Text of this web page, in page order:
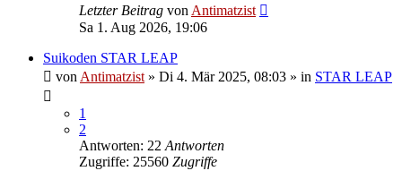
Letzter Beitrag von Antimatzist
Sa 1. Aug 2026, 19:06
Suikoden STAR LEAP
von Antimatzist » Di 4. Mär 2025, 08:03 » in STAR LEAP
1
2
Antworten: 22 Antworten
Zugriffe: 25560 Zugriffe